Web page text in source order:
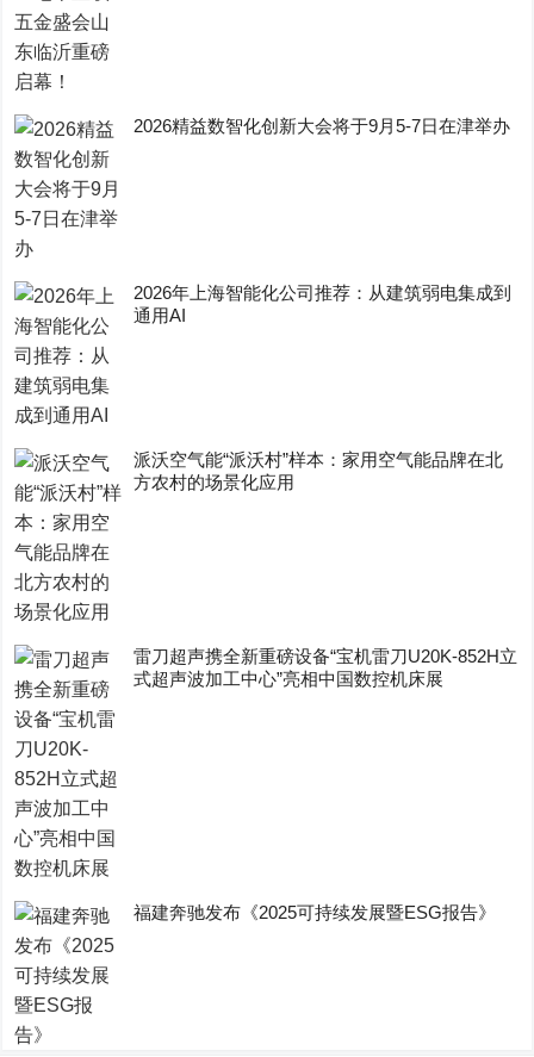
2026精益数智化创新大会将于9月5-7日在津举办
2026年上海智能化公司推荐：从建筑弱电集成到
通用AI
派沃空气能“派沃村”样本：家用空气能品牌在北
方农村的场景化应用
雷刀超声携全新重磅设备“宝机雷刀U20K-852H立
式超声波加工中心”亮相中国数控机床展
福建奔驰发布《2025可持续发展暨ESG报告》